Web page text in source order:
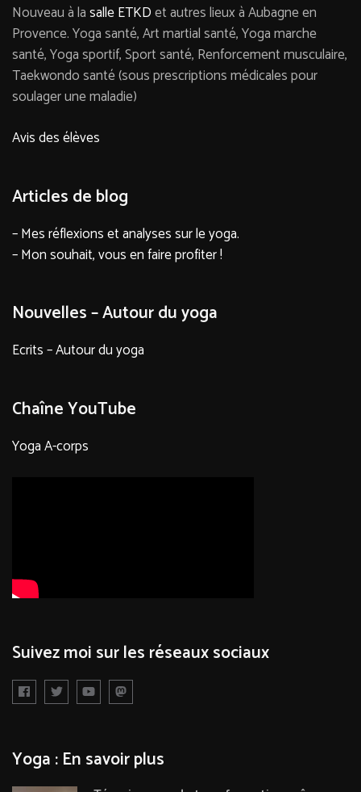
Nouveau à lasalle ETKDet autres lieux à Aubagne en
Provence. Yoga santé, Art martial santé, Yoga marche
santé, Yoga sportif, Sport santé, Renforcement musculaire,
Taekwondo santé (sous prescriptions médicales pour
soulager une maladie)
Avis des élèves
Articles de blog
– Mes réflexions et analyses sur le yoga.
– Mon souhait, vous en faire profiter !
Nouvelles – Autour du yoga
Ecrits – Autour du yoga
Chaîne YouTube
Yoga A-corps
Suivez moi sur les réseaux sociaux
Yoga : En savoir plus